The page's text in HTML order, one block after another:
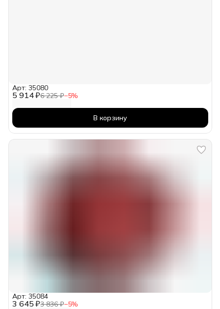
5 914 ₽6 225 ₽−5%
Арт: 35080
В корзину
3 645 ₽3 836 ₽−5%
Арт: 35084